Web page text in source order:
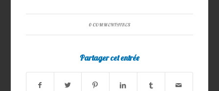
0 COMMENTAIRES
Partager cet entrée